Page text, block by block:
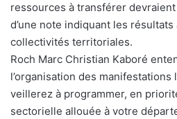
ressources à transférer
d’une note indiquant les
collectivités territoriales.
Roch Marc Christian Kaboré
l’organisation des manifestations
veillerez à programmer, en
sectorielle allouée à votre